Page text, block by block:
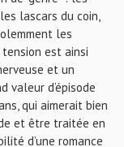
lascars du coin,
les
est ainsi
et un
valeur d’épisode
qui aimerait bien
et être traitée en
d’une romance